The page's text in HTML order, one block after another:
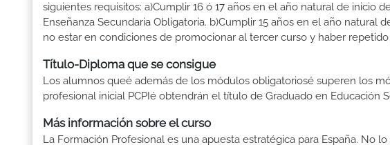
siguientes requisitos: a)Cumplir 16 ó 17 años en el año natural de inicio
Enseñanza Secundaria Obligatoria. b)Cumplir 15 años en el año natural
no estar en condiciones de promocionar al tercer curso y haber
Título-Diploma que se consigue
Los alumnos queé además de los módulos obligatoriosé superen los
profesional inicial PCPIé obtendrán el título de Graduado en Educación
Más información sobre el curso
La Formación Profesional es una apuesta estratégica para España. No